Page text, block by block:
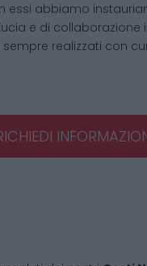
essi abbiamo
e di collaborazione
realizzati con